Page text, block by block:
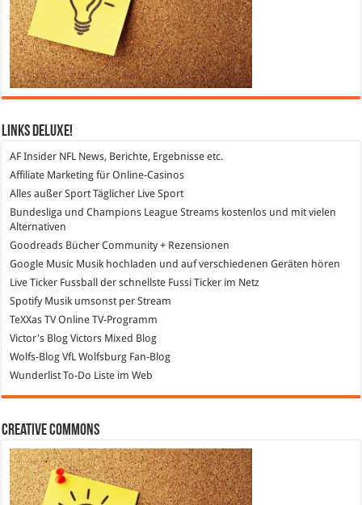
Links DeLuXe!
AF Insider NFL News, Berichte, Ergebnisse etc.
Affiliate Marketing für Online-Casinos
Alles außer SportTäglicher Live Sport
Bundesliga und Champions League Streams kostenlos und mit vielen
Alternativen
Goodreads Bücher Community + Rezensionen
Google Music Musik hochladen und auf verschiedenen Geräten hören
Live Ticker Fussball
der schnellste Fussi Ticker im Netz
SpotifyMusik umsonst per Stream
TeXXas TVOnline TV-Programm
Victor's Blog Victors Mixed Blog
Wolfs-Blog VfL Wolfsburg Fan-Blog
WunderlistTo-Do Liste im Web
Creative Commons